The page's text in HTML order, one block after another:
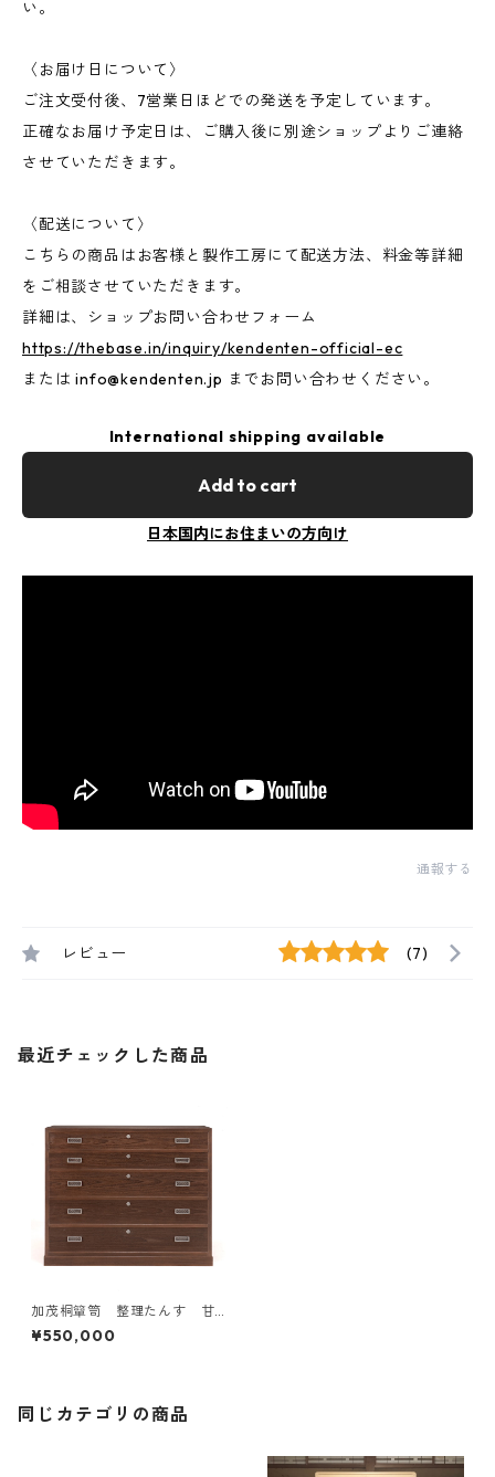
い。
〈お届け日について〉
ご注文受付後、7営業日ほどでの発送を予定しています。
正確なお届け予定日は、ご購入後に別途ショップよりご連絡
させていただきます。
〈配送について〉
こちらの商品はお客様と製作工房にて配送方法、料金等詳細
をご相談させていただきます。
詳細は、ショップお問い合わせフォーム
https://thebase.in/inquiry/kendenten-official-ec
またはinfo@kendenten.jp までお問い合わせください。
International shipping available
Add to cart
日本国内にお住まいの方向け
通報する
レビュー (7)
最近チェックした商品
加茂桐簞笥 整理たんす 甘
栗
¥550,000
同じカテゴリの商品